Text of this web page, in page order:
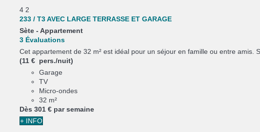
4 2
233 / T3 AVEC LARGE TERRASSE ET GARAGE
Sète - Appartement
3 Évaluations
Cet appartement de 32 m² est idéal pour un séjour en famille ou entre amis.
(11 € pers./nuit)
Garage
TV
Micro-ondes
32 m²
Dès 301 € par semaine
+ INFO